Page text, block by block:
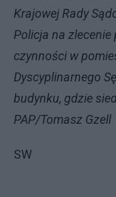
Krajowej Rady
Policja na
czynności w
Dyscyplinarnego
budynku, gdzie
PAP/Tomasz Gzell
SW